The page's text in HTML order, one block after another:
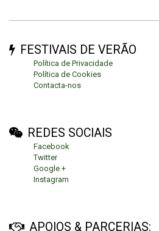
FESTIVAIS DE VERÃO
Política de Privacidade
Política de Cookies
Contacta-nos
REDES SOCIAIS
Facebook
Twitter
Google +
Instagram
APOIOS & PARCERIAS: